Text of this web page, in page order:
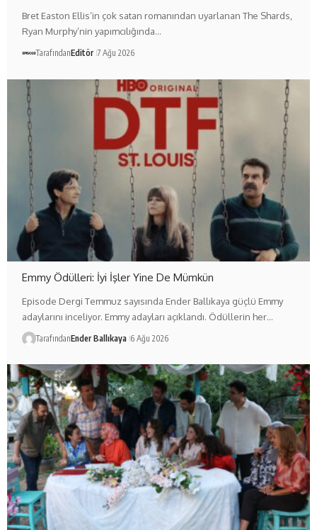
Bret Easton Ellis’in çok satan romanından uyarlanan The Shards,
Ryan Murphy’nin yapımcılığında…
TarafındanEditör 7 Ağu 2026
Emmy Ödülleri: İyi İşler Yine De Mümkün
Episode Dergi Temmuz sayısında Ender Ballıkaya güçlü Emmy
adaylarını inceliyor. Emmy adayları açıklandı. Ödüllerin her…
TarafındanEnder Ballıkaya 6 Ağu 2026